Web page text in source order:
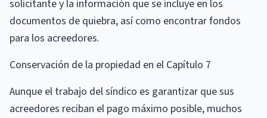
solicitante y la información que se incluye en los
documentos de quiebra, así como encontrar fondos
para los acreedores.
Conservación de la propiedad en el Capítulo 7
Aunque el trabajo del síndico es garantizar que sus
acreedores reciban el pago máximo posible, muchos